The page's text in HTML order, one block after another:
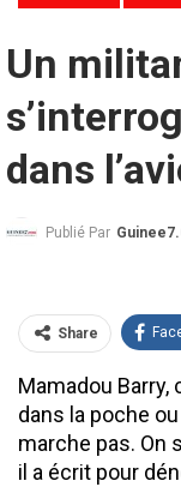
Un
dans
Publié Par
Share
Mamadou Barry,
dans la poche
marche pas. On
il a écrit pour